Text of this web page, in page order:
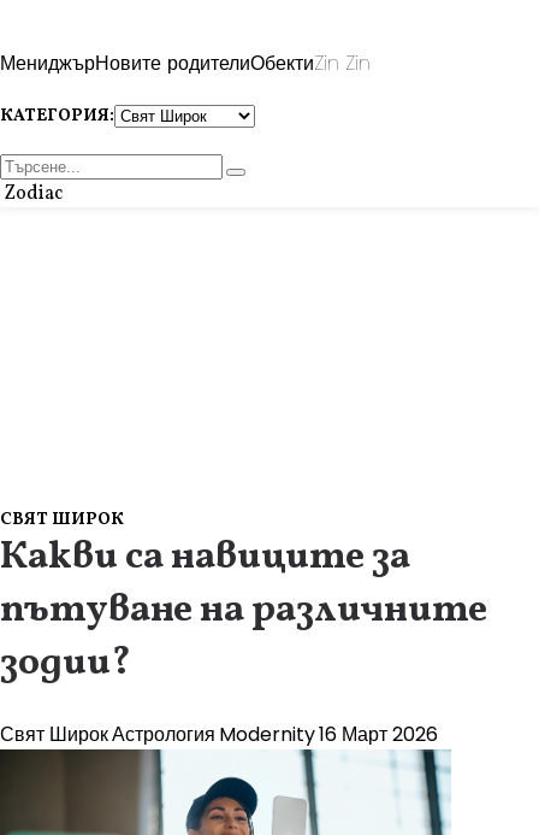
МениджърНовите родителиОбектиZin Zin
КАТЕГОРИЯ:
Zodiac
СВЯТ ШИРОК
Какви са навиците за
пътуване на различните
зодии?
Свят ШирокАстрология Modernity16 Март 2026